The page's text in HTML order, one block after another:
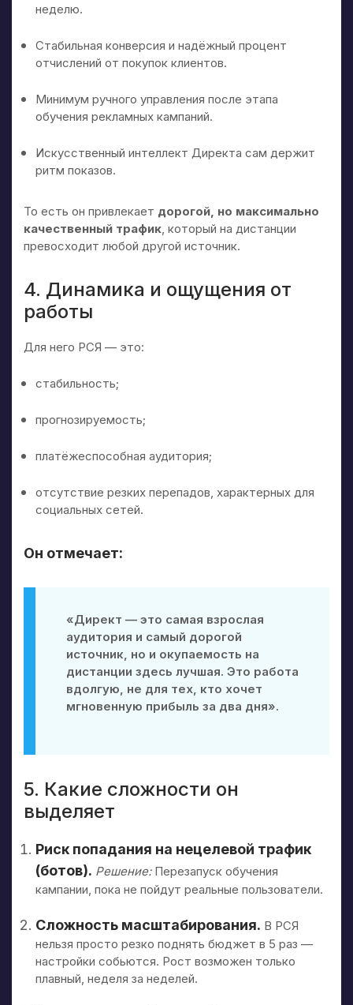
неделю.
Стабильная конверсия и надёжный процент
отчислений от покупок клиентов.
Минимум ручного управления после этапа
обучения рекламных кампаний.
Искусственный интеллект Директа сам держит
ритм показов.
То есть он привлекает дорогой, но максимально
качественный трафик , который на дистанции
превосходит любой другой источник.
4. Динамика и ощущения от
работы
Для него РСЯ — это:
стабильность;
прогнозируемость;
платёжеспособная аудитория;
отсутствие резких перепадов, характерных для
социальных сетей.
Он отмечает:
«Директ — это самая взрослая
аудитория и самый дорогой
источник, но и окупаемость на
дистанции здесь лучшая. Это работа
вдолгую, не для тех, кто хочет
мгновенную прибыль за два дня».
5. Какие сложности он
выделяет
Риск попадания на нецелевой трафик
(ботов). Решение:Перезапуск обучения
кампании, пока не пойдут реальные пользователи.
Сложность масштабирования. В РСЯ
нельзя просто резко поднять бюджет в 5 раз —
настройки собьются. Рост возможен только
плавный, неделя за неделей.